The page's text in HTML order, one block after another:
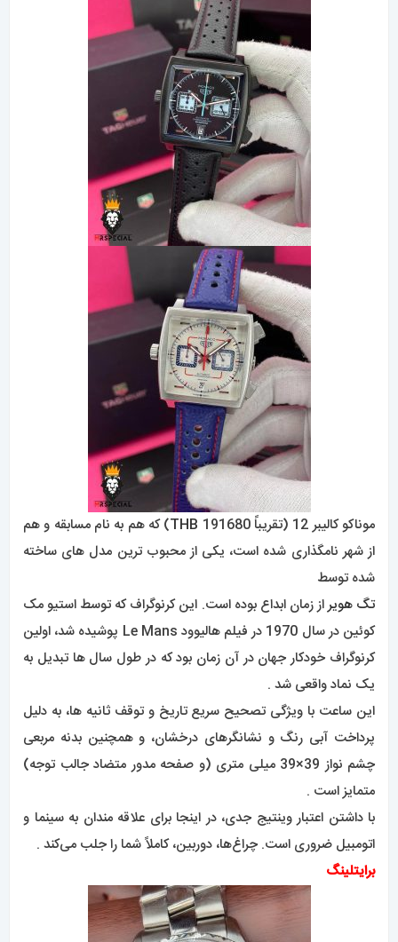
موناکو کالیبر 12 (تقریباً 191680 THB) که هم به نام مسابقه و هم
از شهر نامگذاری شده است، یکی از محبوب ترین مدل های ساخته
شده توسط
تگ هویراز زمان ابداع بوده است. این کرنوگراف که توسط استیو مک
کوئین در سال 1970 در فیلم هالیوود Le Mans پوشیده شد، اولین
کرنوگراف خودکار جهان در آن زمان بود که در طول سال ها تبدیل به
یک نماد واقعی شد .
این ساعت با ویژگی تصحیح سریع تاریخ و توقف ثانیه ها، به دلیل
پرداخت آبی رنگ و نشانگرهای درخشان، و همچنین بدنه مربعی
چشم نواز 39×39 میلی متری (و صفحه مدور متضاد جالب توجه)
متمایز است .
با داشتن اعتبار وینتیج جدی، در اینجا برای علاقه مندان به سینما و
اتومبیل ضروری است. چراغ‌ها، دوربین، کاملاً شما را جلب می‌کند .
برایتلینگ